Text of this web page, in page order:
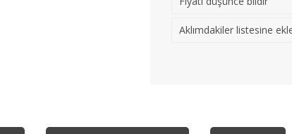
Aklımdakiler listesine